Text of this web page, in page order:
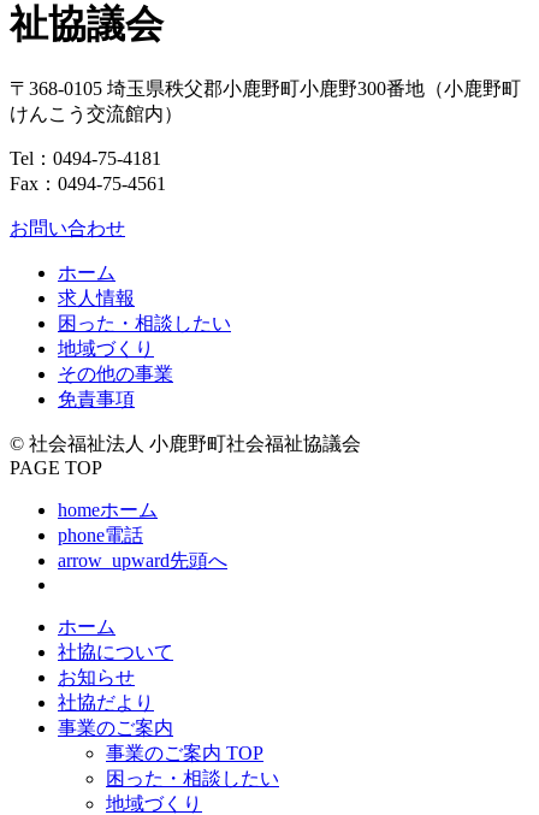
祉協議会
〒368-0105 埼玉県秩父郡小鹿野町小鹿野300番地 （小鹿野町
けんこう交流館内）
Tel： 0494-75-4181
Fax：0494-75-4561
お問い合わせ
ホーム
求人情報
困った・相談したい
地域づくり
その他の事業
免責事項
© 社会福祉法人 小鹿野町社会福祉協議会
PAGE TOP
homeホーム
phone電話
arrow_upward先頭へ
ホーム
社協について
お知らせ
社協だより
事業のご案内
事業のご案内 TOP
困った・相談したい
地域づくり